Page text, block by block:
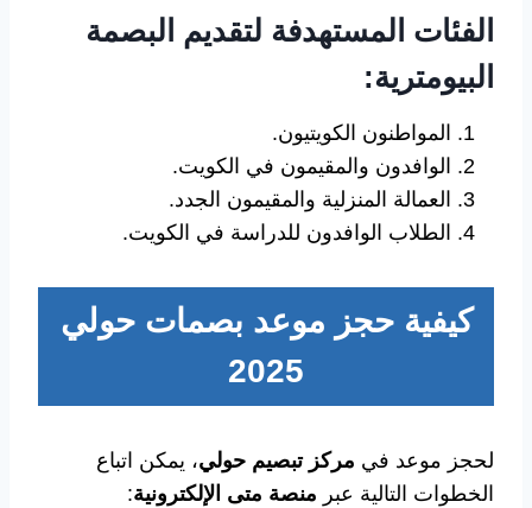
الفئات المستهدفة لتقديم البصمة
البيومترية:
المواطنون الكويتيون.
الوافدون والمقيمون في الكويت.
العمالة المنزلية والمقيمون الجدد.
الطلاب الوافدون للدراسة في الكويت.
كيفية حجز موعد بصمات حولي
2025
لحجز موعد في مركز تبصيم حولي، يمكن اتباع
الخطوات التالية عبر منصة متى الإلكترونية: